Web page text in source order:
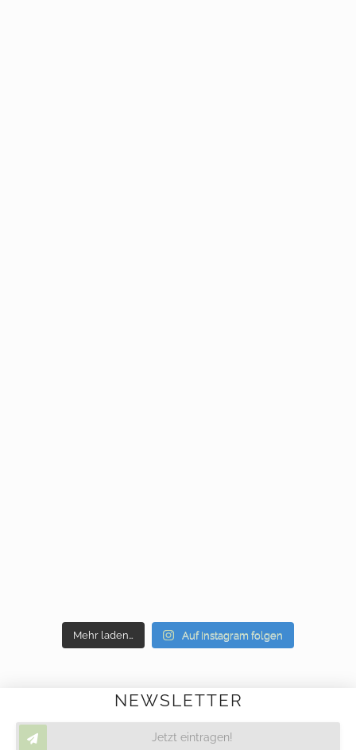
Mehr laden… Auf Instagram folgen
NEWSLETTER
Jetzt eintragen!